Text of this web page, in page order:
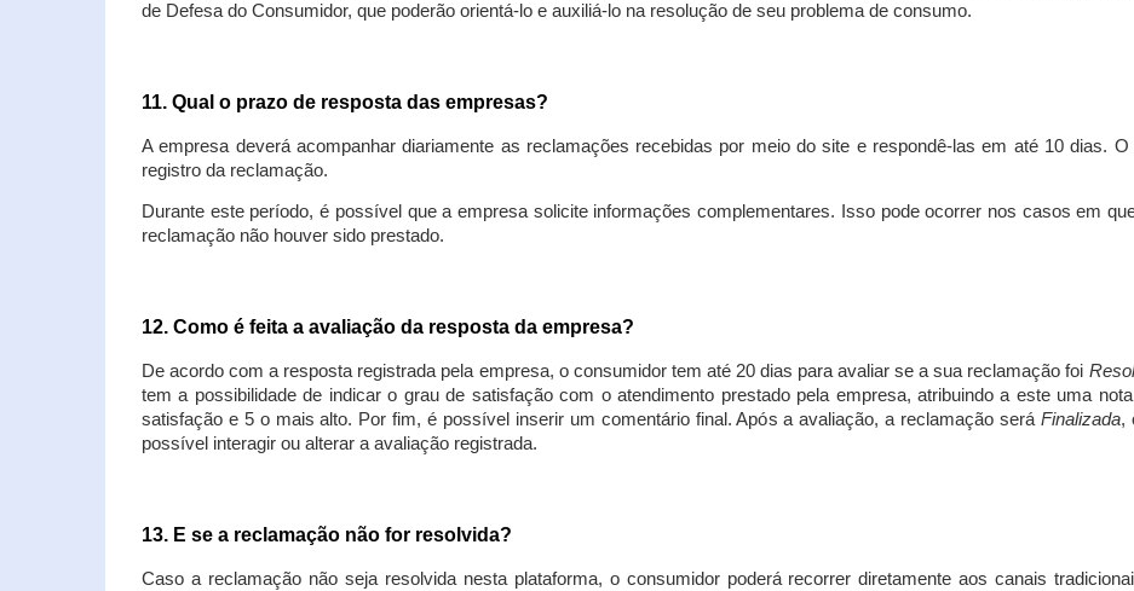
de Defesa do Consumidor, que poderão orientá-lo e auxiliá-lo na resolução de seu problema de consumo.
11. Qual o prazo de resposta das empresas?
A empresa deverá acompanhar diariamente as reclamações recebidas por meio do site e respondê-las em até 10 dias.
registro da reclamação.
Durante este período, é possível que a empresa solicite informações complementares. Isso pode ocorrer nos casos em
reclamação não houver sido prestado.
12. Como é feita a avaliação da resposta da empresa?
De acordo com a resposta registrada pela empresa, o consumidor tem até 20 dias para avaliar se a sua reclamação foi
tem a possibilidade de indicar o grau de satisfação com o atendimento prestado pela empresa, atribuindo a este uma
satisfação e 5 o mais alto. Por fim, é possível inserir um comentário final. Após a avaliação, a reclamação será Finalizada,
possível interagir ou alterar a avaliação registrada.
13. E se a reclamação não for resolvida?
Caso a reclamação não seja resolvida nesta plataforma, o consumidor poderá recorrer diretamente aos canais